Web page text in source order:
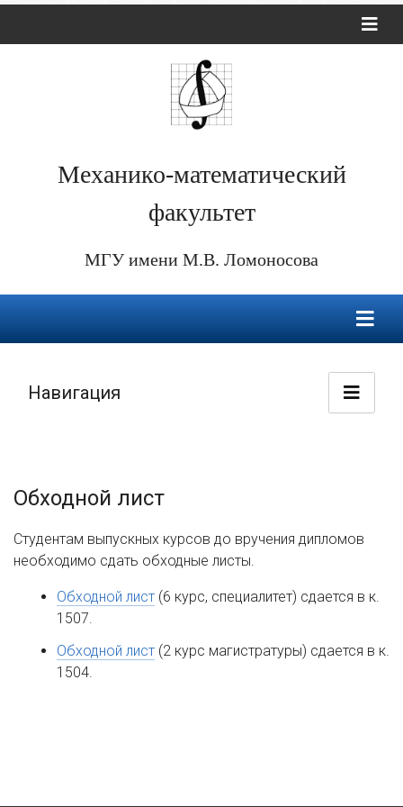
Механико-математический
факультет
МГУ имени М.В. Ломоносова
Навигация
Обходной лист
Студентам выпускных курсов до вручения дипломов
необходимо сдать обходные листы.
Обходной лист (6 курс, специалитет) сдается в к.
1507.
Обходной лист (2 курс магистратуры) сдается в к.
1504.